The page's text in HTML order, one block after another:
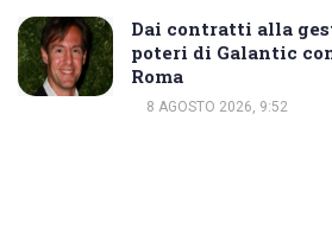
Dai contratti alla
poteri di Galantic
Roma
8 AGOSTO 2026, 9:52